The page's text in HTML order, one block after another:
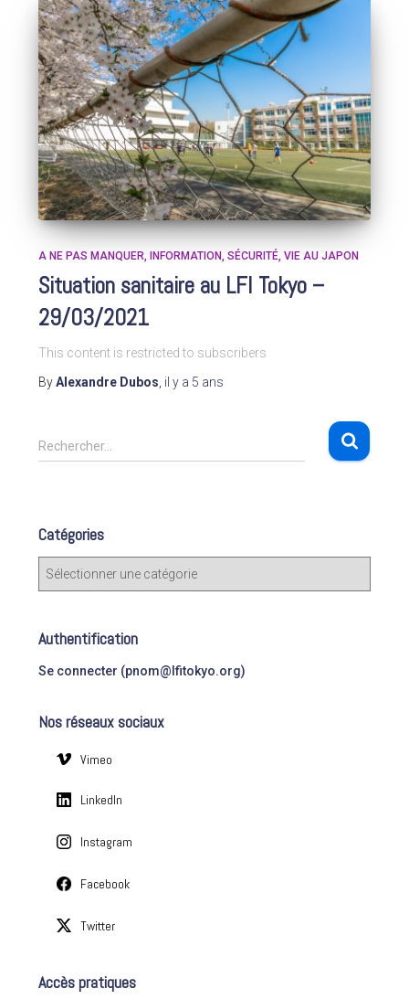
A NE PAS MANQUER INFORMATION SÉCURITÉ VIE AU JAPON
Situation sanitaire au LFI Tokyo –
29/03/2021
This content is restricted to subscribers
ByAlexandre Dubos il y a 5 ans
R
e
r
c
Rechercher…
Catégories
C
g
o
e
Authentification
Se connecter (pnom@lfitokyo.org)
Nos réseaux sociaux
Vimeo
LinkedIn
Instagram
Facebook
Twitter
Accès pratiques